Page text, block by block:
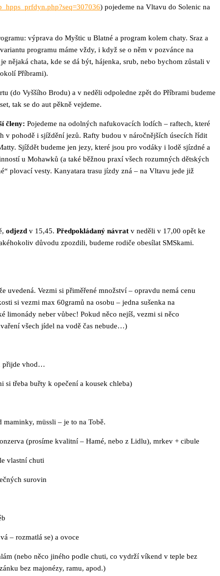
) pojedeme na Vltavu do Solenic na
výprava do Myštic u Blatné a program kolem chaty. Sraz a
programu máme vždy, i když se o něm v pozvánce na
nějaká chata, kde se dá být, hájenka, srub, nebo bychom zůstali v
Příbrami).
(do Vyššího Brodu) a v neděli odpoledne zpět do Příbrami budeme
tak se do aut pěkně vejdeme.
členy: Pojedeme na odolných nafukovacích lodích – raftech, které
v pohodě i sjíždění jezů. Rafty budou v náročnějších úsecích řídit
Sjíždět budeme jen jezy, které jsou pro vodáky i lodě sjízdné a
u Mohawků (a také běžnou praxí všech rozumných dětských
plovací vesty. Kanyatara trasu jízdy zná – na Vltavu jede již
odjezd v 15,45. Předpokládaný návrat v neděli v 17,00 opět ke
důvodu zpozdili, budeme rodiče obesílat SMSkami.
uvedená. Vezmi si přiměřené množství – opravdu nemá cenu
si vezmi max 60gramů na osobu – jedna sušenka na
limonády neber vůbec! Pokud něco nejíš, vezmi si něco
všech jídel na vodě čas nebude…)
přijde vhod…
si třeba buřty k opečení a kousek chleba)
maminky, müssli – je to na Tobě.
(prosíme kvalitní – Hamé, nebo z Lidlu), mrkev + cibule
vlastní chuti
surovin
– rozmatlá se) a ovoce
(nebo něco jiného podle chuti, co vydrží víkend v teple bez
bez majonézy, ramu, apod.)